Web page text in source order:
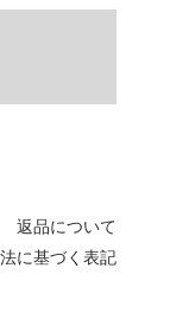
返品について
に基づく表記